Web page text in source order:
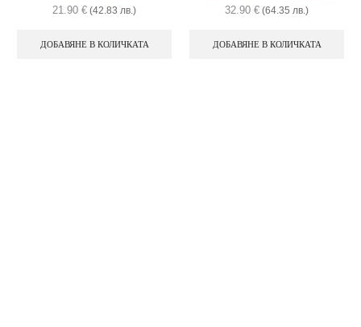
21.90 € (42.83 лв.)
ДОБАВЯНЕ В КОЛИЧКАТА
32.90 € (64.35 лв.)
ДОБАВЯНЕ В КОЛИЧКАТА